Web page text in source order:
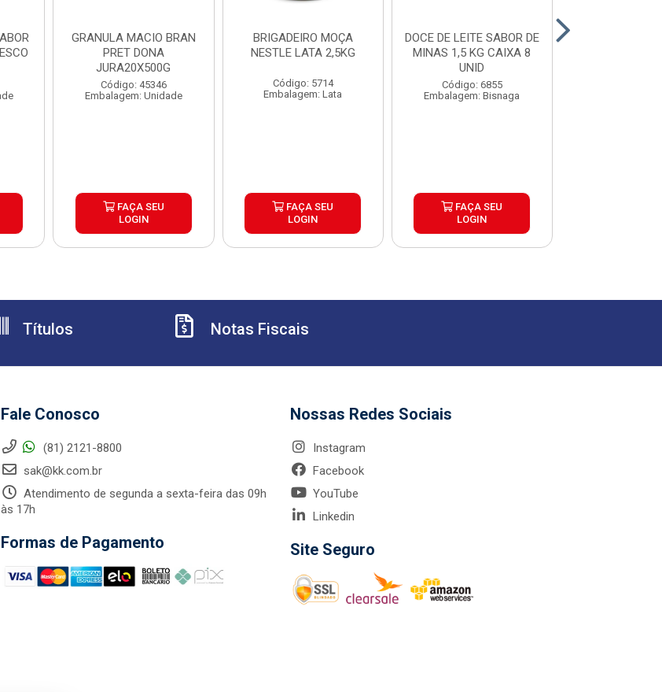
GRANULA MACIO BRAN
PRET DONA
JURA20X500G
Código: 45346
Embalagem: Unidade
FAÇA SEU
LOGIN
BRIGADEIRO MOÇA
NESTLE LATA 2,5KG
Código: 5714
Embalagem: Lata
FAÇA SEU
LOGIN
DOCE DE LEITE SABOR DE
MINAS 1,5 KG CAIXA 8
UNID
Código: 6855
Embalagem: Bisnaga
FAÇA SEU
LOGIN
Títulos Notas Fiscais
Fale Conosco
(81) 2121-8800
sak@kk.com.br
Atendimento de segunda a sexta-feira das 09h
às 17h
Formas de Pagamento
Nossas Redes Sociais
Instagram
Facebook
YouTube
Linkedin
Site Seguro